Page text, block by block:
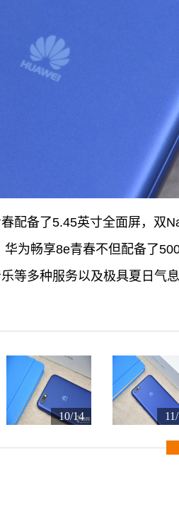
配备了5.45英寸全面屏，双
为畅享8e青春不但配备了
等多种服务以及极具夏日气
10/14